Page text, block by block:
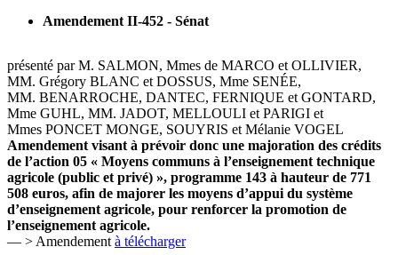
Amendement II-452 - Sénat
présenté par M. SALMON, Mmes de MARCO et OLLIVIER,
MM. Grégory BLANC et DOSSUS, Mme SENÉE,
MM. BENARROCHE, DANTEC, FERNIQUE et GONTARD,
Mme GUHL, MM. JADOT, MELLOULI et PARIGI et
Mmes PONCET MONGE, SOUYRIS et Mélanie VOGEL
Amendement visant à prévoir donc une majoration des crédits
de l’action 05 « Moyens communs à l’enseignement technique
agricole (public et privé) », programme 143 à hauteur de 771
508 euros, afin de majorer les moyens d’appui du système
d’enseignement agricole, pour renforcer la promotion de
l’enseignement agricole.
— > Amendement à télécharger